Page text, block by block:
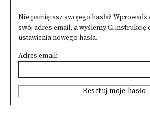
Nie pamiętasz swojego hasła?
swój adres email, a wyślemy Ci
ustawienia nowego hasła.
Adres email:
Resetuj moje hasło